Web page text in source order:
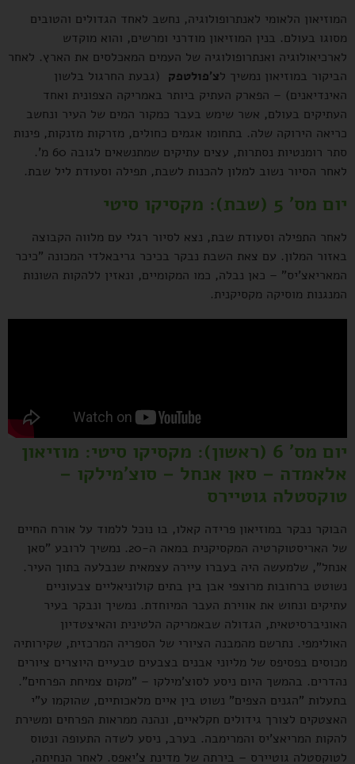
המוזיאון הלאומי לאנתרופולוגיה, נחשב לאחד הגדולים והטובים
מסוגו בעולם. בנין המוזיאון מודרני ומרשים, והוא מוקדש
לארכיאולוגיה ואנתרופולוגיה של העמים המאכלסים את הארץ. לאחר
הביקור במוזיאון נמשיך לצ'פולטפק (גבעת החרגול בלשון
האינדיאנים) – הפארק העתיק ביותר באמריקה הצפונית ואחד
העתיקים בעולם, אשר שימש בעבר כמקור המים של העיר ונחשב
כריאה הירוקה שלה. בתחומו אגמים כחולים, מזרקות מזנקות, פינות
סתר רומנטיות נסתרות, עצים עתיקים שמתנשאים לגובה 60 מ'.
לאחר הסיור נשוב למלון להכנות לשבת, תפילה וסעודת ליל שבת.
יום מס' 5 (שבת): מקסיקו סיטי
לאחר התפילה וסעודת שבת, נצא לסיור רגלי עם מלווה הקבוצה
באזור המלון. עם צאת השבת נבקר בכיכר גריבאלדי המכונה "כיכר
המאריאצ'יס" – כאן נבלה, כמו המקומיים, ונאזין ללהקות השונות
המנגנות מוסיקה מקסיקנית.
יום מס' 6 (ראשון): מקסיקו סיטי: מוזיאון
אלאמדה – סאן אנחל – סוצ'מילקו –
טוקסטלה גוטיירס
הבוקר נבקר במוזיאון פרידה קאלו, בו נוכל ללמוד על אורח החיים
של האריסטוקרטיה המקסיקנית במאה ה-20. נמשיך לרובע "סאן
אנחל", שלמעשה היה בעברו עיירה עצמאית שנבלעה בתוך העיר.
נשוטט ברחובות מרוצפי אבן בין בתים קולוניאליים צבעוניים
עתיקים ונחוש את אווירת העבר המיוחדת. נמשיך ונבקר בעיר
האוניברסיטאית, הגדולה שבאמריקה הלטינית והאיצטדיון
האולימפי. נתרשם מהמבנה הציורי של הספריה המרכזית, שקירותיה
מכוסים בפסיפס של מליוני אבנים בצבעים טבעיים היוצרים ציורים
נהדרים. בהמשך היום ניסע לסוצ'מילקו – "מקום צמיחת הפרחים".
בתעלות "הגנים הצפים" נשוט בין איים מלאכותיים, שהוקמו ע"י
האצטקים לצורך גידולים חקלאיים, ונהנה ממראות הפרחים ומשירת
להקות המריאצ'יס והמרימבה. בערב, ניסע לשדה התעופה ונטוס
לטוקסטלה גוטיירס – בירתה של מדינת צ'יאפס. לאחר הנחיתה,